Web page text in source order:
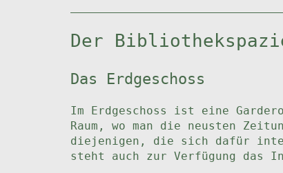
Der
Das Erdgeschoss
Im Erdgeschoss ist eine
Raum, wo man die neusten
diejenigen, die sich dafür
steht auch zur Verfügung das